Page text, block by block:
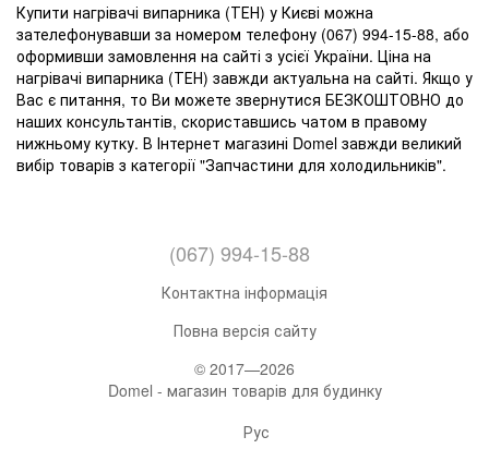
Купити нагрівачі випарника (ТЕН) у Києві можна
зателефонувавши за номером телефону (067) 994-15-88, або
оформивши замовлення на сайті з усієї України. Ціна на
нагрівачі випарника (ТЕН) завжди актуальна на сайті. Якщо у
Вас є питання, то Ви можете звернутися БЕЗКОШТОВНО до
наших консультантів, скориставшись чатом в правому
нижньому кутку. В Інтернет магазині Domel завжди великий
вибір товарів з категорії "Запчастини для холодильників".
(067) 994-15-88
Контактна інформація
Повна версія сайту
© 2017—2026
Domel - магазин товарів для будинку
Рус